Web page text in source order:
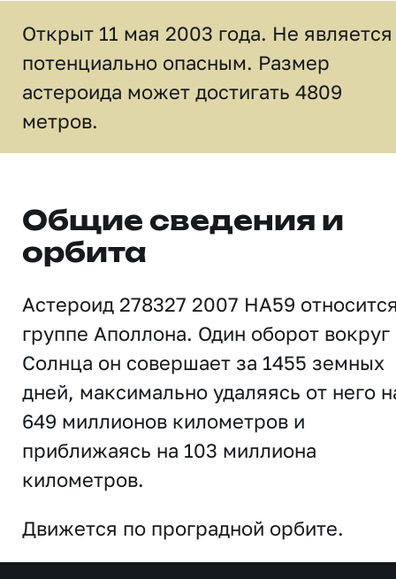
Открыт 11 мая 2003 года. Не является
потенциально опасным. Размер
астероида может достигать 4809
метров.
Общие сведения и
орбита
Астероид 278327 2007 HA59
группе Аполлона. Один оборот вокруг
Солнца он совершает за 1455 земных
дней, максимально удаляясь от него
649 миллионов километров и
приближаясь на 103 миллиона
километров.
Движется по проградной орбите.